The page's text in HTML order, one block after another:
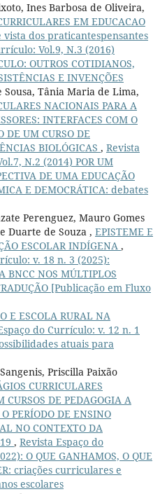
Ines Barbosa de Oliveira,
EM EDUCACAO
dos praticantespensantes
Vol.9, N.3 (2016)
OUTROS COTIDIANOS,
E INVENÇÕES
Sousa, Tânia Maria de Lima,
NACIONAIS PARA A
INTERFACES COM O
DE UM CURSO DE
BIOLÓGICAS , Revista
N.2 (2014) POR UM
DE UMA EDUCAÇÃO
E DEMOCRÁTICA: debates
Perenguez, Mauro Gomes
Duarte de Souza , EPISTEME E
ESCOLAR INDÍGENA ,
v. 18 n. 3 (2025):
BNCC NOS MÚLTIPLOS
[Publicação em Fluxo
E ESCOLA RURAL NA
do Currículo: v. 12 n. 1
atuais para
Priscilla Paixão
CURRICULARES
CURSOS DE PEDAGOGIA A
PERÍODO DE ENSINO
NO CONTEXTO DA
, Revista Espaço do
O QUE GANHAMOS, O QUE
criações curriculares e
escolares